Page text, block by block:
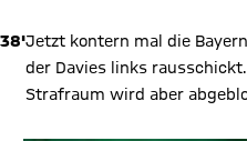
38'Jetzt kontern mal die
der Davies links
Strafraum wird aber